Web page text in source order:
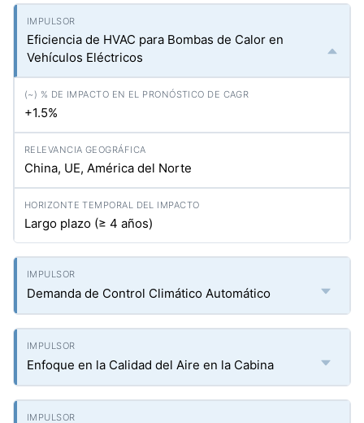
Eficiencia de HVAC para Bombas de Calor en
Vehículos Eléctricos
+1.5%
China, UE, América del Norte
Largo plazo (≥ 4 años)
Demanda de Control Climático Automático
Enfoque en la Calidad del Aire en la Cabina